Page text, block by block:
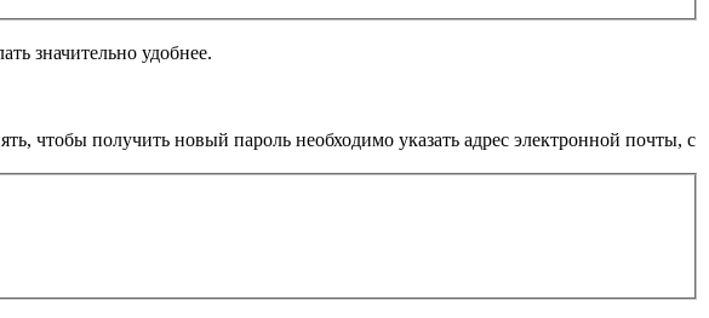
значительно удобнее.
чтобы получить новый пароль необходимо указать адрес электронной почты, с